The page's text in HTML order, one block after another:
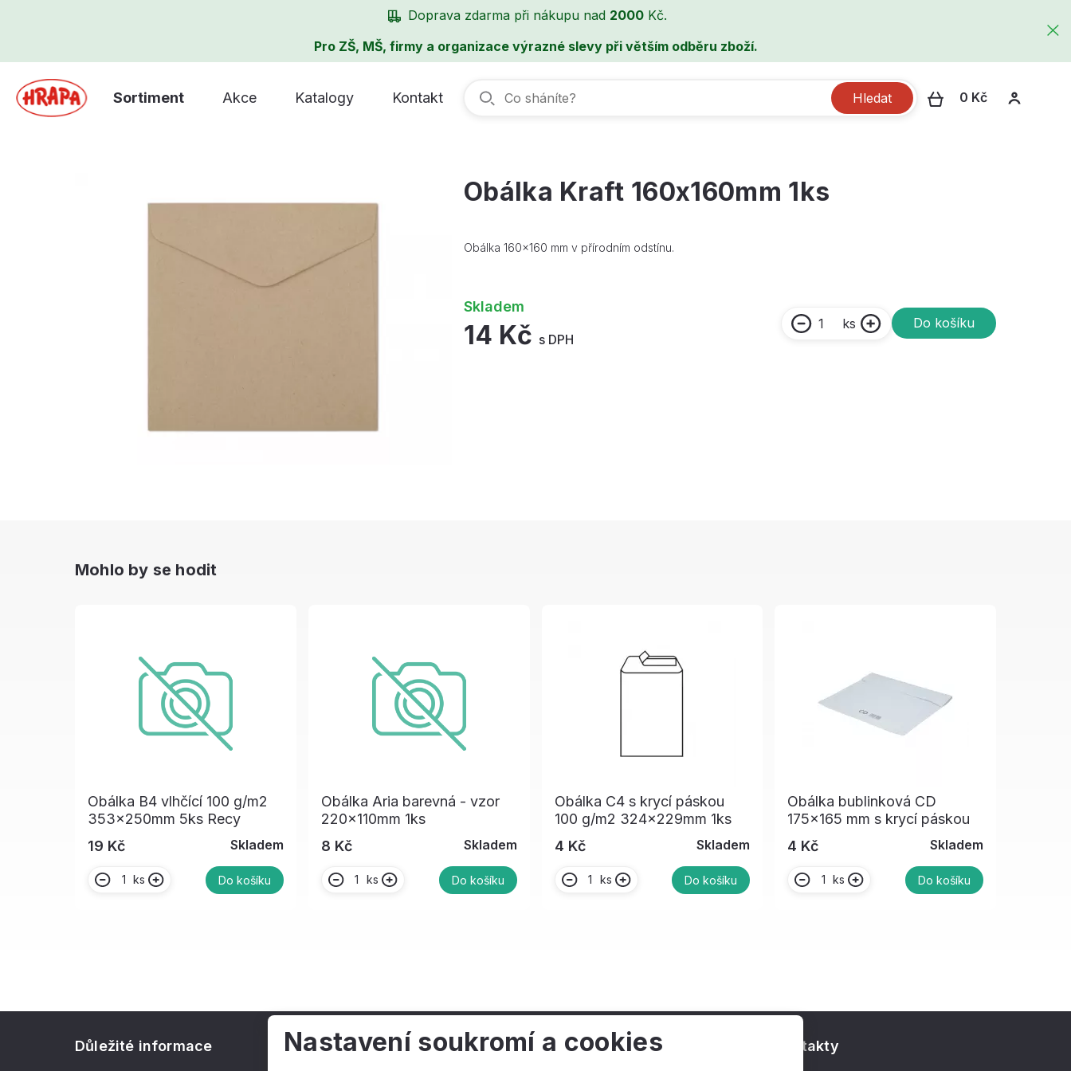
Doprava zdarma při nákupu nad 2000 Kč.
Pro ZŠ, MŠ, firmy a organizace výrazné slevy při větším odběru zboží.
Sortiment Akce Katalogy Kontakt Hledat 0 Kč
Obálka Kraft 160x160mm 1ks
Obálka 160x160 mm v přírodním odstínu.
Skladem
14 Kč s DPH
ks Do košíku
Mohlo by se hodit
Obálka B4 vlhčící 100 g/m2
353x250mm 5ks Recy
19 Kč
Skladem
ks Do košíku
Obálka Aria barevná - vzor
220x110mm 1ks
8 Kč
Skladem
ks Do košíku
Obálka C4 s krycí páskou
100 g/m2 324x229mm 1ks
4 Kč
Skladem
ks Do košíku
Obálka bublinková CD
175x165 mm s krycí páskou
4 Kč
Skladem
ks Do košíku
Důležité informace O společnosti Kontakty
Nastavení soukromí a cookies